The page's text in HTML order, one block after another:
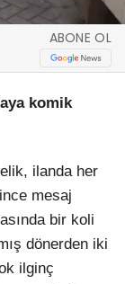
ABONE OL
komik
ilanda her
mesaj
bir koli
dönerden iki
ilginç